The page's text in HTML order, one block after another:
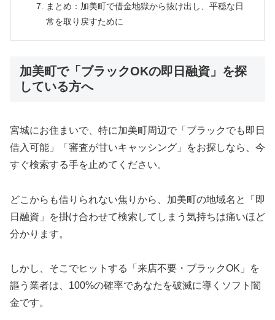
まとめ：加美町で借金地獄から抜け出し、平穏な日
常を取り戻すために
加美町で「ブラックOKの即日融資」を探
している方へ
宮城にお住まいで、特に加美町周辺で「ブラックでも即日
借入可能」「審査が甘いキャッシング」をお探しなら、今
すぐ検索する手を止めてください。
どこからも借りられない焦りから、加美町の地域名と「即
日融資」を掛け合わせて検索してしまう気持ちは痛いほど
分かります。
しかし、そこでヒットする「来店不要・ブラックOK」を
謳う業者は、100%の確率であなたを破滅に導くソフト闇
金です。